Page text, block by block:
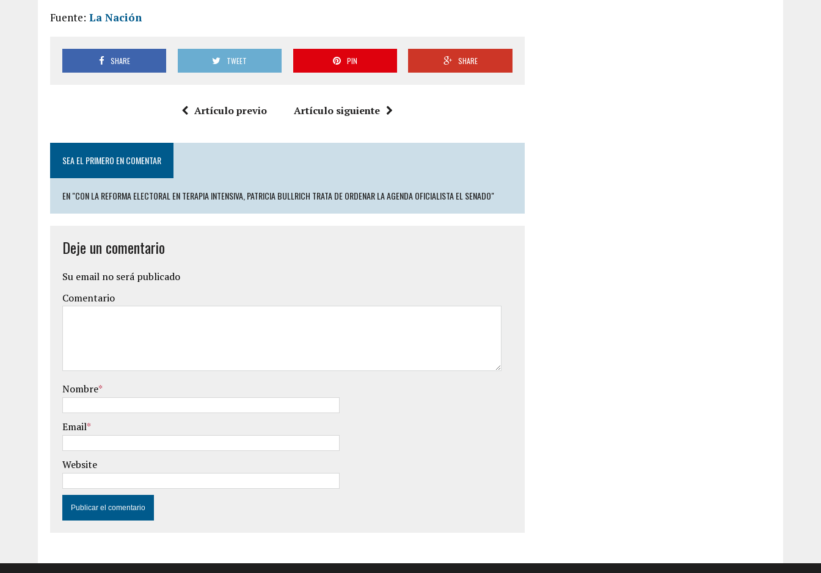
Fuente: La Nación
SHARE TWEET PIN SHARE
Artículo previo Artículo siguiente
SEA EL PRIMERO EN COMENTAR
EN "CON LA REFORMA ELECTORAL EN TERAPIA INTENSIVA, PATRICIA BULLRICH TRATA DE ORDENAR LA AGENDA OFICIALISTA EL SENADO"
Deje un comentario
Su email no será publicado
Comentario
Nombre*
Email*
Website